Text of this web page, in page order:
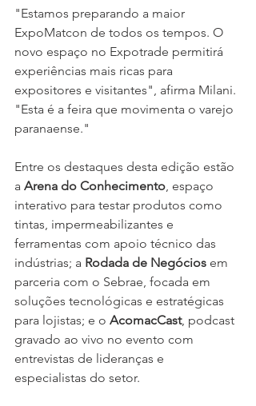
"Estamos preparando a maior
ExpoMatcon de todos os tempos. O
novo espaço no Expotrade permitirá
experiências mais ricas para
expositores e visitantes", afirma Milani.
"Esta é a feira que movimenta o varejo
paranaense."
Entre os destaques desta edição estão
a Arena do Conhecimento, espaço
interativo para testar produtos como
tintas, impermeabilizantes e
ferramentas com apoio técnico das
indústrias; a Rodada de Negócios em
parceria com o Sebrae, focada em
soluções tecnológicas e estratégicas
para lojistas; e o AcomacCast, podcast
gravado ao vivo no evento com
entrevistas de lideranças e
especialistas do setor.